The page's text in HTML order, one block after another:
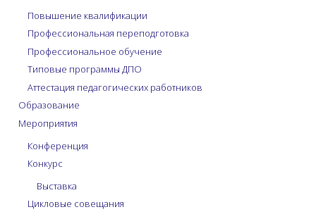
Повышение квалификации
Профессиональная переподготовка
Профессиональное обучение
Типовые программы ДПО
Аттестация педагогических работников
Образование
Мероприятия
Конференция
Конкурс
Выставка
Цикловые совещания